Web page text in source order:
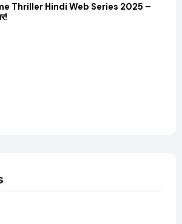
Thriller Hindi Web Series 2025 –
एक
फिल्मों का जादू और उनका